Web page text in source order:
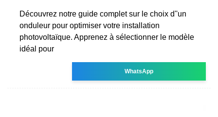
Découvrez notre guide complet sur le choix d''un
onduleur pour optimiser votre installation
photovoltaïque. Apprenez à sélectionner le modèle
idéal pour
WhatsApp